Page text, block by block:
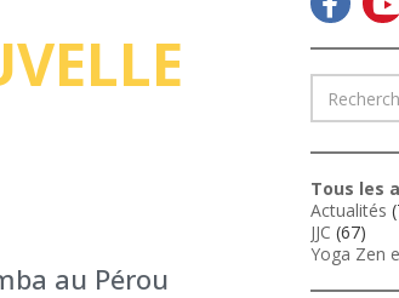
au Pérou
Tous les
Actualités
JJC (67)
Yoga Zen